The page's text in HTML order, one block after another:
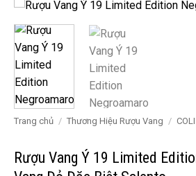
Trang chủ / Thương Hiệu Rượu Vang / COLI
Rượu Vang Ý 19 Limited